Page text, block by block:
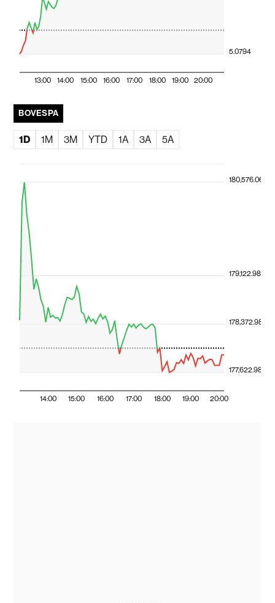
13:00 14:00 15:00 16:00 17:00 18:00 19:00 20:00
5.0794
BOVESPA
1D 1M 3M YTD 1A 3A 5A
14:00 15:00 16:00 17:00 18:00 19:00 20:00
177,622.98
178,372.98
179,122.98
180,576.06